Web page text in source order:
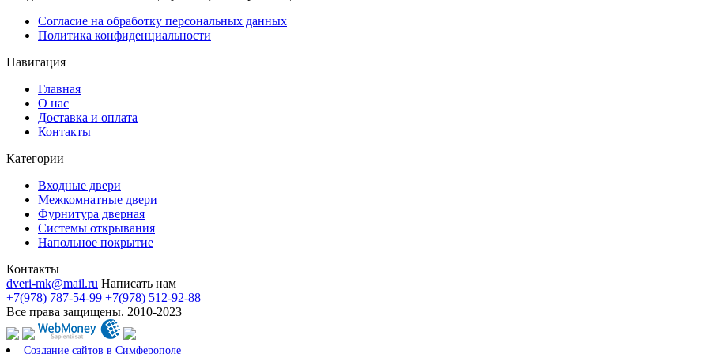
Согласие на обработку персональных данных
Политика конфиденциальности
Навигация
Главная
О нас
Доставка и оплата
Контакты
Категории
Входные двери
Межкомнатные двери
Фурнитура дверная
Системы открывания
Напольное покрытие
Контакты
dveri-mk@mail.ru Написать нам
+7(978) 787-54-99 +7(978) 512-92-88
Все права защищены. 2010-2023
Создание сайтов в Симферополе